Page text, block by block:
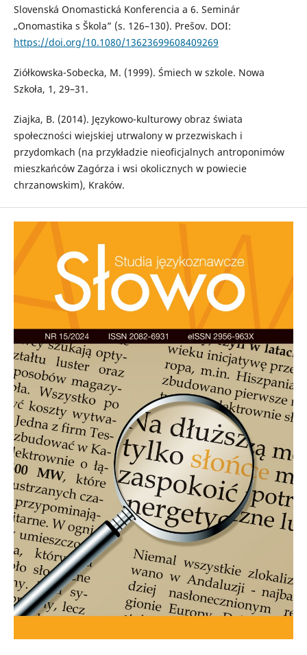
Slovenská Onomastická Konferencia a 6. Seminár
„Onomastika s Škola” (s. 126–130). Prešov. DOI:
https://doi.org/10.1080/13623699608409269
Ziółkowska-Sobecka, M. (1999). Śmiech w szkole. Nowa
Szkoła, 1, 29–31.
Ziajka, B. (2014). Językowo-kulturowy obraz świata
społeczności wiejskiej utrwalony w przezwiskach i
przydomkach (na przykładzie nieoficjalnych antroponimów
mieszkańców Zagórza i wsi okolicznych w powiecie
chrzanowskim), Kraków.